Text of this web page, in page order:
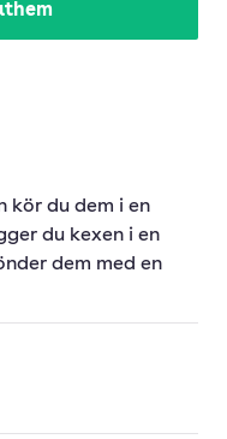
kör du dem i en
du kexen i en
dem med en